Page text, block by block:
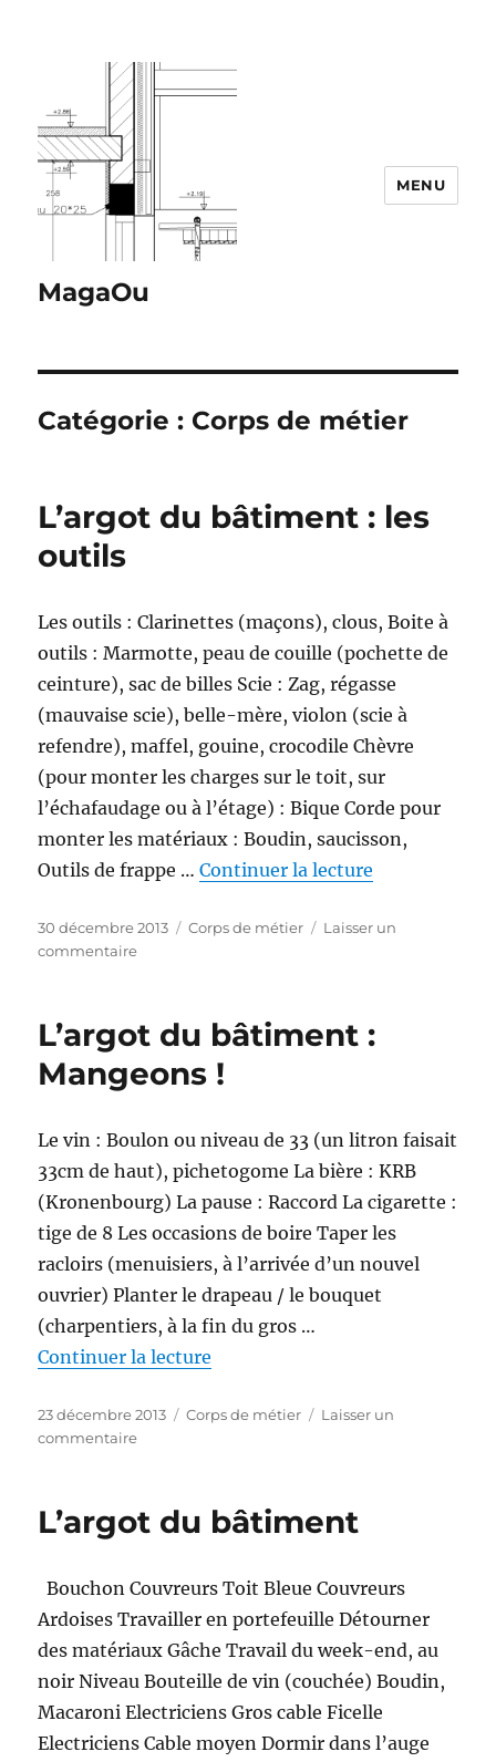
MagaOu
MENU
Catégorie : Corps de métier
L’argot du bâtiment : les
outils
Les outils : Clarinettes (maçons), clous, Boite à
outils : Marmotte, peau de couille (pochette de
ceinture), sac de billes Scie : Zag, régasse
(mauvaise scie), belle-mère, violon (scie à
refendre), maffel, gouine, crocodile Chèvre
(pour monter les charges sur le toit, sur
l’échafaudage ou à l’étage) : Bique Corde pour
monter les matériaux : Boudin, saucisson,
Outils de frappe …Continuer la lecture
Publié
le
30 décembre 2013 Catégories
Corps de métier
Laisser un
commentairesur
bâtiment
:
les
outils
L’argot du bâtiment :
Mangeons !
Le vin : Boulon ou niveau de 33 (un litron faisait
33cm de haut), pichetogome La bière : KRB
(Kronenbourg) La pause : Raccord La cigarette :
tige de 8 Les occasions de boire Taper les
racloirs (menuisiers, à l’arrivée d’un nouvel
ouvrier) Planter le drapeau / le bouquet
(charpentiers, à la fin du gros …
Continuer la lecture
Publié
le
23 décembre 2013 Catégories
Corps de métier
Laisser un
commentairesur
bâtiment
:
L’argot du bâtiment
Bouchon Couvreurs Toit Bleue Couvreurs
Ardoises Travailler en portefeuille Détourner
des matériaux Gâche Travail du week-end, au
noir Niveau Bouteille de vin (couchée) Boudin,
Macaroni Electriciens Gros cable Ficelle
Electriciens Cable moyen Dormir dans l’auge